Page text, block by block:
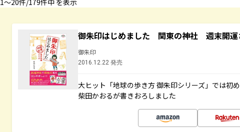
1〜20件/179件中 を表示
御朱印はじめました 関東の神社 週末開運
御朱印
2016.12.22 発売
大ヒット「地球の歩き方 御朱印シリーズ」では初
柴田かおるが書きおろしました